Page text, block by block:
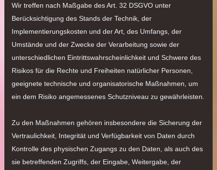
Wir treffen nach Maßgabe des Art. 32 DSGVO unter
Berücksichtigung des Stands der Technik, der
Implementierungskosten und der Art, des Umfangs, der
Umstände und der Zwecke der Verarbeitung sowie der
unterschiedlichen Eintrittswahrscheinlichkeit und Schwere des
Risikos für die Rechte und Freiheiten natürlicher Personen,
geeignete technische und organisatorische Maßnahmen, um
ein dem Risiko angemessenes Schutzniveau zu gewährleisten.
Zu den Maßnahmen gehören insbesondere die Sicherung der
Vertraulichkeit, Integrität und Verfügbarkeit von Daten durch
Kontrolle des physischen Zugangs zu den Daten, als auch des
sie betreffenden Zugriffs, der Eingabe, Weitergabe, der